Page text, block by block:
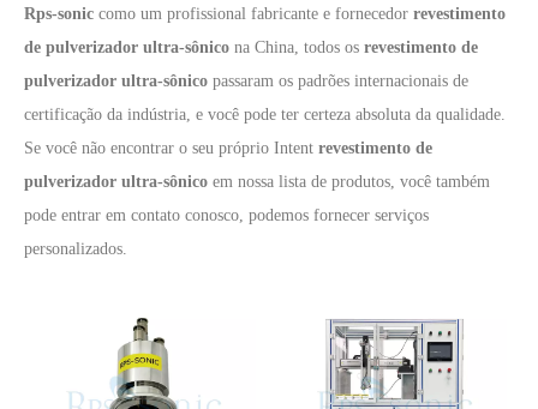
Rps-sonic como um profissional fabricante e fornecedor revestimento
de pulverizador ultra-sônico na China, todos os revestimento de
pulverizador ultra-sônico passaram os padrões internacionais de
certificação da indústria, e você pode ter certeza absoluta da qualidade.
Se você não encontrar o seu próprio Intent revestimento de
pulverizador ultra-sônico em nossa lista de produtos, você também
pode entrar em contato conosco, podemos fornecer serviços
personalizados.